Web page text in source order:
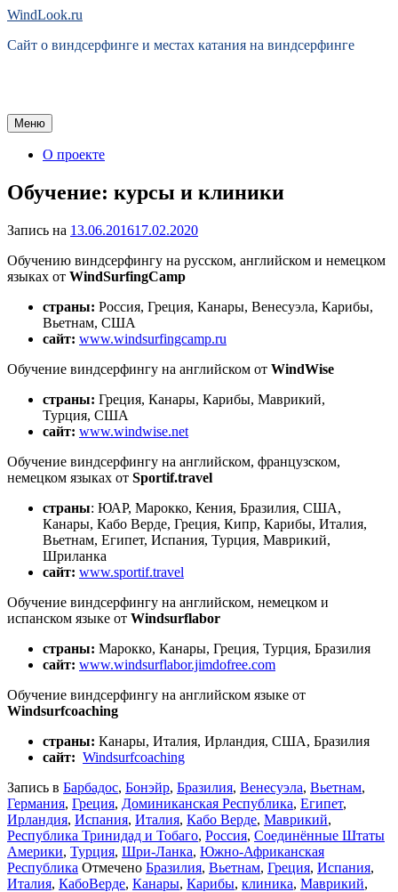
Перейти
содержимому
WindLook.ru
Сайт о виндсерфинге и местах катания на виндсерфинге
Меню
О проекте
Обучение: курсы и клиники
Запись на 13.06.201617.02.2020
Обучению виндсерфингу на русском, английском и немецком
языках от WindSurfingCamp
cтраны: Россия, Греция, Канары, Венесуэла, Карибы,
Вьетнам, США
сайт: www.windsurfingcamp.ru
Обучение виндсерфингу на английском от WindWise
cтраны: Греция, Канары, Карибы, Маврикий,
Турция, США
сайт: www.windwise.net
Обучение виндсерфингу на английском, французском,
немецком языках от Sportif.travel
страны: ЮАР, Марокко, Кения, Бразилия, США,
Канары, Кабо Верде, Греция, Кипр, Карибы, Италия,
Вьетнам, Египет, Испания, Турция, Маврикий,
Шриланка
сайт: www.sportif.travel
Обучение виндсерфингу на английском, немецком и
испанском языке от Windsurflabor
страны: Марокко, Канары, Греция, Турция, Бразилия
сайт: www.windsurflabor.jimdofree.com
Обучение виндсерфингу на английском языке от
Windsurfcoaching
страны: Канары, Италия, Ирландия, США, Бразилия
сайт: Windsurfcoaching
Запись в Барбадос, Бонэйр, Бразилия, Венесуэла, Вьетнам,
Германия, Греция, Доминиканская Республика, Египет,
Ирландия, Испания, Италия, Кабо Верде, Маврикий,
Республика Тринидад и Тобаго, Россия, Соединённые Штаты
Америки, Турция, Шри-Ланка, Южно-Африканская
Республика Отмечено Бразилия, Вьетнам, Греция, Испания,
Италия, КабоВерде, Канары, Карибы, клиника, Маврикий,